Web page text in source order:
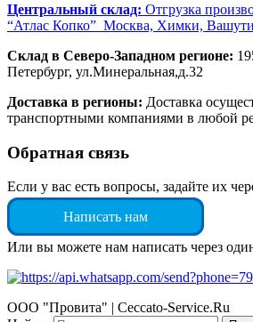
Центральный склад: Отгрузка
“Атлас Копко” Москва, Химки,
Склад в Северо-Западном регионе:
Петербург, ул.Минеральная,д.32
Доставка в регионы: Доставка
транспортными компаниями в любой
Обратная связь
Если у вас есть вопросы, задайте их
Написать нам
Или вы можете нам написать через
ООО "Провита" | Ceccato-Service.Ru